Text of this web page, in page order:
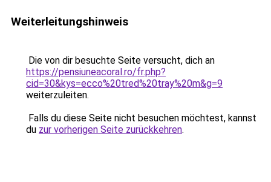
Weiterleitungshinweis
Die von dir besuchte Seite versucht, dich an
https://pensiuneacoral.ro/fr.php?
cid=30&kys=ecco%20tred%20tray%20m&g=9
weiterzuleiten.
Falls du diese Seite nicht besuchen möchtest, kannst
du zur vorherigen Seite zurückkehren.